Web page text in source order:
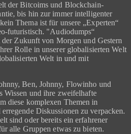
der Bitcoims und Blockchain-
bis hin zur immer intelligenter
Thema ist für unsere „Experten“
futuristisch. "Audiodumps“
Zukunft von Morgen und Gestern
Rolle in unserer globalisierten Welt
Welt in und mit
Ben, Johnny, Flowinho und
Wissen und ihre zweifelhafte
diese komplexen Themen in
Diskussionen zu verpacken.
sind oder bereits ein erfahrener
alle Gruppen etwas zu bieten.